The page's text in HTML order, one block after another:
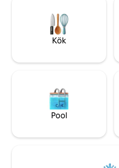
inte befinna sig i ett isolerat
Perfekt för speciella kvällar,
och minnen som varar för
Kök
Pool